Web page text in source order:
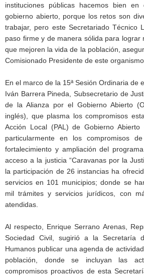
instituciones públicas hacemos bien
gobierno abierto, porque los retos son
trabajar, pero este Secretariado Técnico
paso firme y de manera sólida para lograr
que mejoren la vida de la población,
Comisionado Presidente de este
En el marco de la 15ª Sesión Ordinaria de
Iván Barrera Pineda, Subsecretario de
de la Alianza por el Gobierno Abierto
inglés), que plasma los compromisos
Acción Local (PAL) de Gobierno Abierto
particularmente en los compromisos
fortalecimiento y ampliación del
acceso a la justicia “Caravanas por la
la participación de 26 instancias ha
servicios en 101 municipios; donde se
mil trámites y servicios jurídicos, con
atendidas.
Al respecto, Enrique Serrano Arenas,
Sociedad Civil, sugirió a la Secretaría
Humanos publicar una agenda de
población, donde se incluyan las
compromisos proactivos de esta